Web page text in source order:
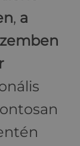
, a